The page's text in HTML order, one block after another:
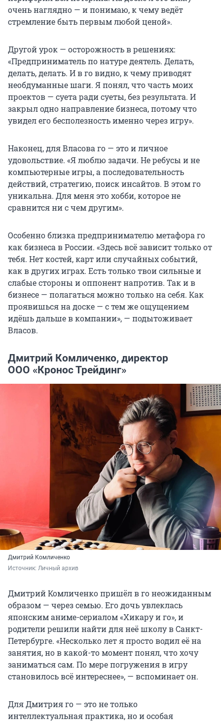
очень наглядно — и понимаю, к чему ведёт
стремление быть первым любой ценой».
Другой урок — осторожность в решениях:
«Предприниматель по натуре деятель. Делать,
делать, делать. И в го видно, к чему приводят
необдуманные шаги. Я понял, что часть моих
проектов — суета ради суеты, без результата. И
закрыл одно направление бизнеса, потому что
увидел его бесполезность именно через игру».
Наконец, для Власова го — это и личное
удовольствие. «Я люблю задачи. Не ребусы и не
компьютерные игры, а последовательность
действий, стратегию, поиск инсайтов. В этом го
уникальна. Для меня это хобби, которое не
сравнится ни с чем другим».
Особенно близка предпринимателю метафора го
как бизнеса в России. «Здесь всё зависит только от
тебя. Нет костей, карт или случайных событий,
как в других играх. Есть только твои сильные и
слабые стороны и оппонент напротив. Так и в
бизнесе — полагаться можно только на себя. Как
проявишься на доске — с тем же ощущением
идёшь дальше в компании», — подытоживает
Власов.
Дмитрий Комличенко, директор
ООО «Кронос Трейдинг»
Дмитрий Комличенко
Источник: Личный архив
Дмитрий Комличенко пришёл в го неожиданным
образом — через семью. Его дочь увлеклась
японским аниме-сериалом «Хикару и го», и
родители решили найти для неё школу в Санкт-
Петербурге. «Несколько лет я просто водил её на
занятия, но в какой-то момент понял, что хочу
заниматься сам. По мере погружения в игру
становилось всё интереснее», — вспоминает он.
Для Дмитрия го — это не только
интеллектуальная практика, но и особая